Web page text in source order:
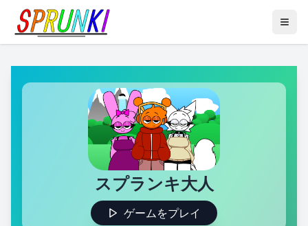
スプランキ大人
ゲームをプレイ